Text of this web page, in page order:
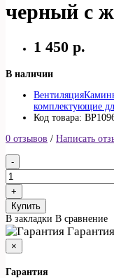
черный с
1 450 р.
В наличии
Вентиляция
комплектующие
Код товара:
0 отзывов / Написать
Купить
В закладки В сравнение
Гарантия
×
Гарантия